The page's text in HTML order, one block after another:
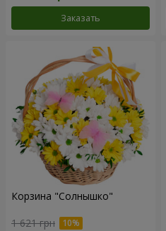
Заказать
Корзина "Солнышко"
1 621 грн